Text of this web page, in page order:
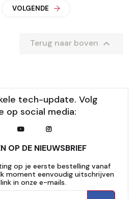
VOLGENDE
Terug naar boven 
tech-update. Volg
op social media:
OP DE NIEUWSBRIEF
op je eerste bestelling vanaf
moment eenvoudig uitschrijven
in onze e-mails.